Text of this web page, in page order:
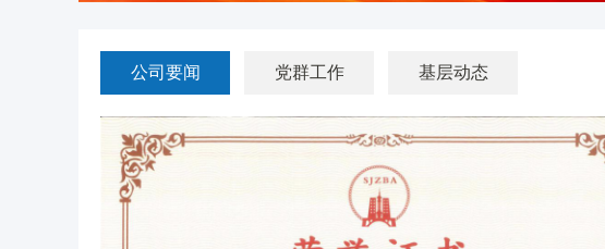
公司要闻 党群工作 基层动态